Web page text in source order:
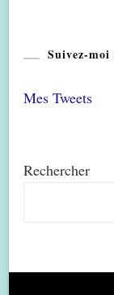
Suivez-
Mes Tweets
Rechercher